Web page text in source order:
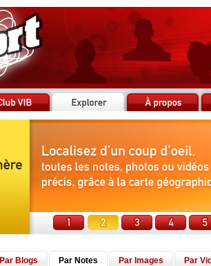
Par Blogs Par Notes Par Images Par